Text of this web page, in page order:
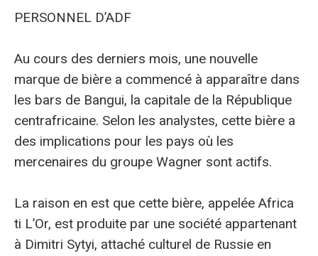
PERSONNEL D’ADF
Au cours des derniers mois, une nouvelle
marque de bière a commencé à apparaître dans
les bars de Bangui, la capitale de la République
centrafricaine. Selon les analystes, cette bière a
des implications pour les pays où les
mercenaires du groupe Wagner sont actifs.
La raison en est que cette bière, appelée Africa
ti L’Or, est produite par une société appartenant
à Dimitri Sytyi, attaché culturel de Russie en